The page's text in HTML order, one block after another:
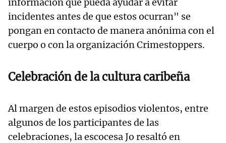
incidentes antes de que estos ocurran" se
pongan en contacto de manera anónima con el
cuerpo o con la organización Crimestoppers.
Celebración de la cultura caribeña
Al margen de estos episodios violentos, entre
algunos de los participantes de las
celebraciones, la escocesa Jo resaltó en